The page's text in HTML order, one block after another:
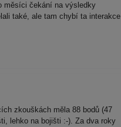
měsíci čekání na výsledky
také, ale tam chybí ta interakce
zkouškách měla 88 bodů (47
lehko na bojišti :-). Za dva roky